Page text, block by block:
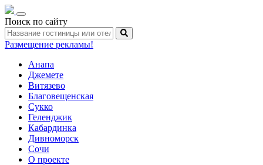
Toggle
navigation
Поиск по сайту
Размещение рекламы!
Анапа
Джемете
Витязево
Благовещенская
Сукко
Геленджик
Кабардинка
Дивноморск
Сочи
О проекте